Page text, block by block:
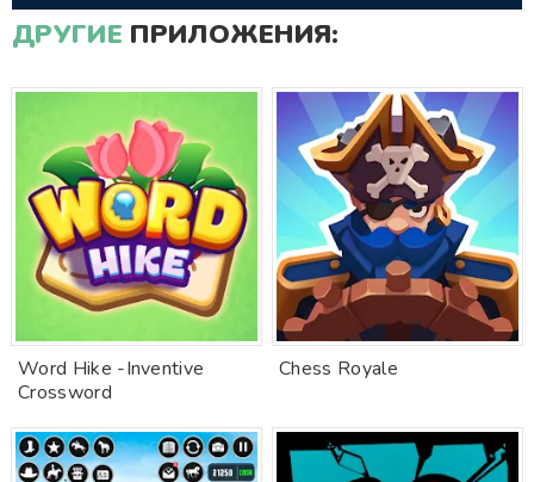
ДРУГИЕ ПРИЛОЖЕНИЯ:
Word Hike -Inventive
Crossword
Chess Royale